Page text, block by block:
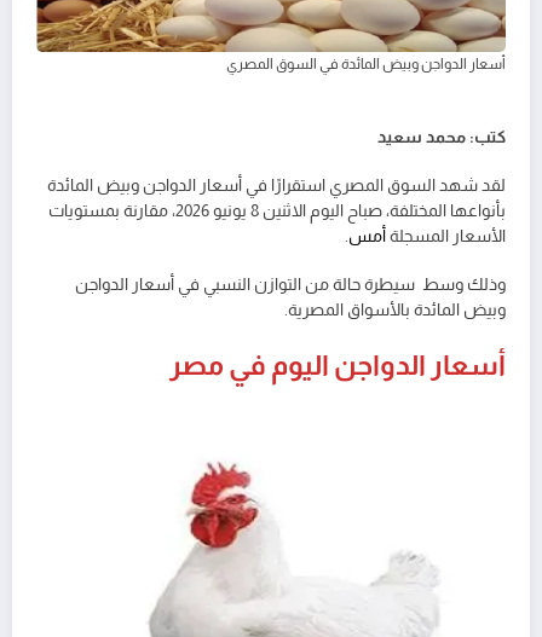
أسعار الدواجن وبيض المائدة في السوق المصري
كتب: محمد سعيد
لقد شهد السوق المصري استقرارًا في أسعار الدواجن وبيض المائدة
بأنواعها المختلفة، صباح اليوم الاثنين 8 يونيو 2026، مقارنة بمستويات
الأسعار المسجلة أمس
وذلك وسط سيطرة حالة من التوازن النسبي في أسعار الدواجن
وبيض المائدة بالأسواق المصرية.
أسعار الدواجن اليوم في مصر